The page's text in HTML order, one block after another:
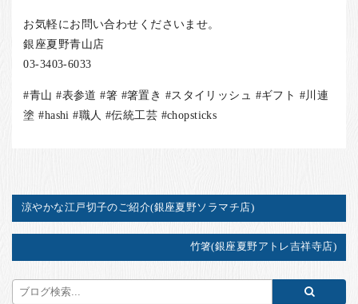
お気軽にお問い合わせくださいませ。
銀座夏野青山店
03-3403-6033
#青山 #表参道 #箸 #箸置き #スタイリッシュ #ギフト #川連
塗 #hashi #職人 #伝統工芸 #chopsticks
涼やかな江戸切子のご紹介(銀座夏野ソラマチ店)
竹箸(銀座夏野アトレ吉祥寺店)